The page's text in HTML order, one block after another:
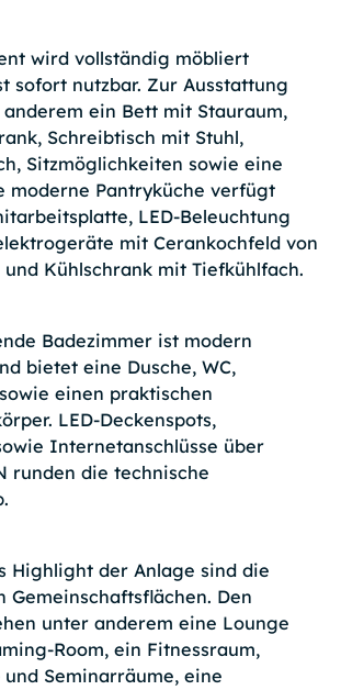
wird vollständig möbliert
sofort nutzbar. Zur Ausstattung
ein Bett mit Stauraum,
Schreibtisch mit Stuhl,
Sitzmöglichkeiten sowie eine
moderne Pantryküche verfügt
LED-Beleuchtung
mit Cerankochfeld von
und Kühlschrank mit Tiefkühlfach.
Badezimmer ist modern
bietet eine Dusche, WC,
einen praktischen
LED-Deckenspots,
Internetanschlüsse über
runden die technische
Highlight der Anlage sind die
Gemeinschaftsflächen. Den
unter anderem eine Lounge
Room, ein Fitnessraum,
Seminarräume, eine